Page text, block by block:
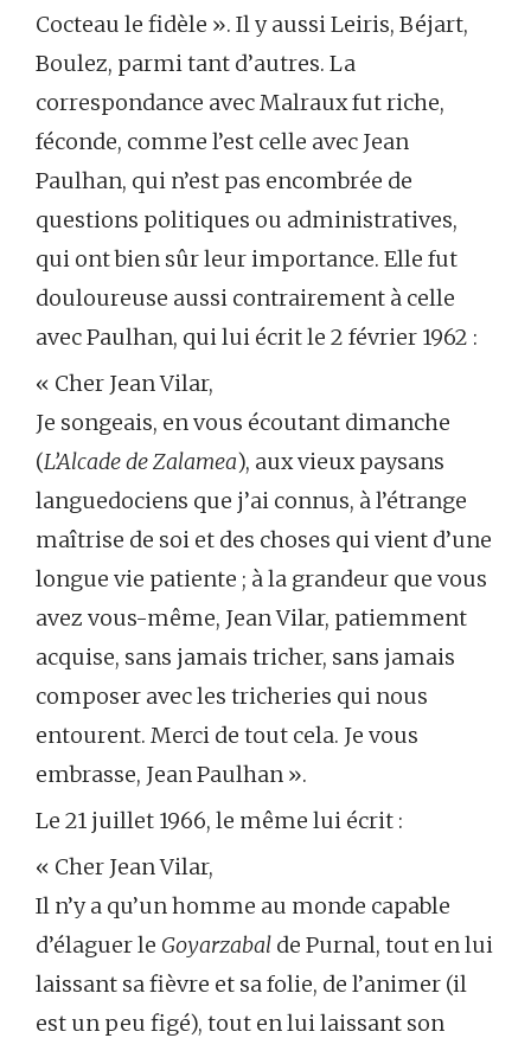
Cocteau le fidèle ». Il y aussi Leiris, Béjart,
Boulez, parmi tant d’autres. La
correspondance avec Malraux fut riche,
féconde, comme l’est celle avec Jean
Paulhan, qui n’est pas encombrée de
questions politiques ou administratives,
qui ont bien sûr leur importance. Elle fut
douloureuse aussi contrairement à celle
avec Paulhan, qui lui écrit le 2 février 1962 :
« Cher Jean Vilar,
Je songeais, en vous écoutant dimanche
(L’Alcade de Zalamea), aux vieux paysans
languedociens que j’ai connus, à l’étrange
maîtrise de soi et des choses qui vient d’une
longue vie patiente ; à la grandeur que vous
avez vous-même, Jean Vilar, patiemment
acquise, sans jamais tricher, sans jamais
composer avec les tricheries qui nous
entourent. Merci de tout cela. Je vous
embrasse, Jean Paulhan ».
Le 21 juillet 1966, le même lui écrit :
« Cher Jean Vilar,
Il n’y a qu’un homme au monde capable
d’élaguer le Goyarzabal de Purnal, tout en lui
laissant sa fièvre et sa folie, de l’animer (il
est un peu figé), tout en lui laissant son